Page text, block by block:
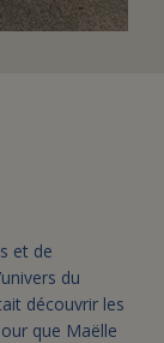
et de
du
découvrir les
que Maëlle